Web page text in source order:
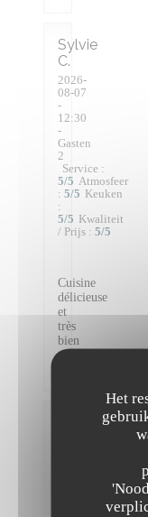
Het
Sylvie
C
2026-
08-07
-
12:30
-
Gasten
2
Service :
5/5 Atmosfeer
: 5/5 Keuken
:
5/5 Kwaliteit
/ Prijs : 5/5
Cuisine
délicieuse
et
très
bien
préparée
Victoire